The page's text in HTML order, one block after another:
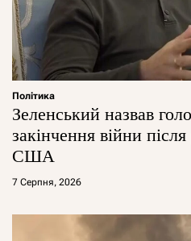
Політика
Зеленський назвав
закінчення війни
США
7 Серпня, 2026